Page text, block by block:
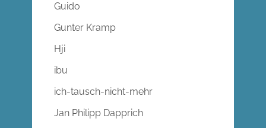
Guido
Gunter Kramp
Hji
ibu
ich-tausch-nicht-mehr
Jan Philipp Dapprich